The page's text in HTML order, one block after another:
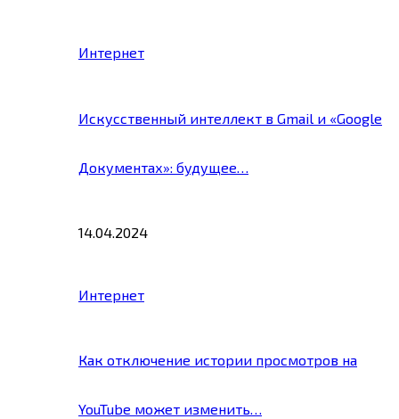
Интернет
Искусственный интеллект в Gmail и «Google
Документах»: будущее…
14.04.2024
Интернет
Как отключение истории просмотров на
YouTube может изменить…